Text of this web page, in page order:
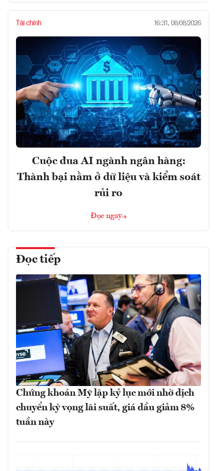
Tài chính 16:31, 08/08/2026
Cuộc đua AI ngành ngân hàng:
Thành bại nằm ở dữ liệu và kiểm soát
rủi ro
Đọc ngay
Đọc tiếp
Chứng khoán Mỹ lập kỷ lục mới nhờ dịch
chuyển kỳ vọng lãi suất, giá dầu giảm 8%
tuần này